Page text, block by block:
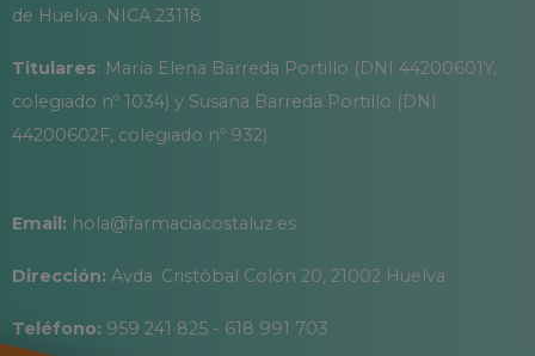
de Huelva. NICA 23118
Titulares: María Elena Barreda Portillo (DNI 44200601Y,
colegiado nº 1034) y Susana Barreda Portillo (DNI
44200602F, colegiado nº 932)
Email: hola@farmaciacostaluz.es
Dirección: Avda. Cristóbal Colón 20, 21002 Huelva
Teléfono: 959 241 825 - 618 991 703